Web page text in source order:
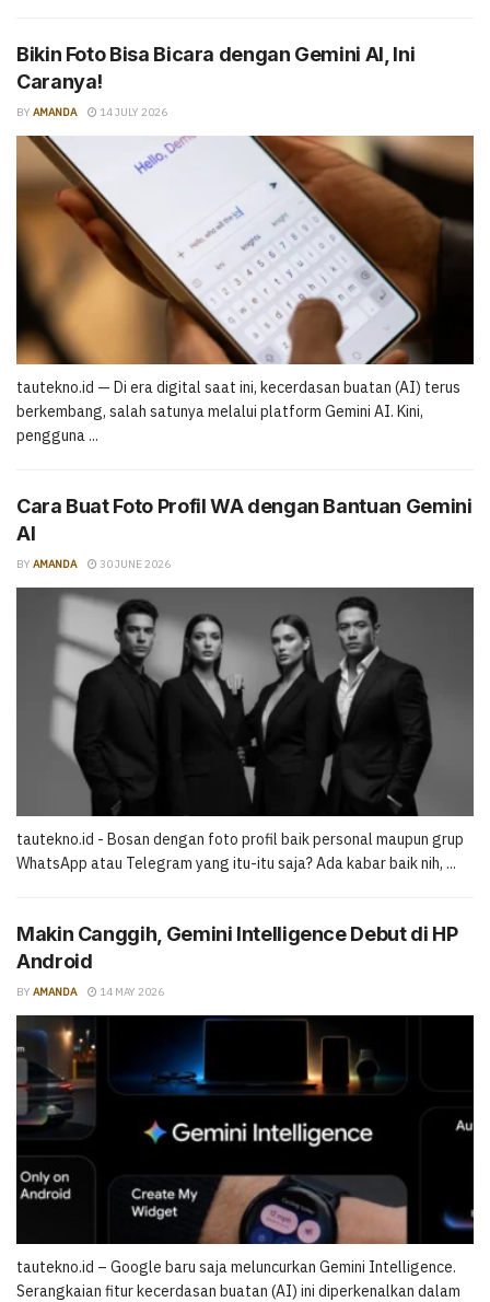
Bikin Foto Bisa Bicara dengan Gemini AI, Ini
Caranya!
BY AMANDA 14 JULY 2026
tautekno.id — Di era digital saat ini, kecerdasan buatan (AI) terus
berkembang, salah satunya melalui platform Gemini AI. Kini,
pengguna ...
Cara Buat Foto Profil WA dengan Bantuan Gemini
AI
BY AMANDA 30 JUNE 2026
tautekno.id - Bosan dengan foto profil baik personal maupun grup
WhatsApp atau Telegram yang itu-itu saja? Ada kabar baik nih, ...
Makin Canggih, Gemini Intelligence Debut di HP
Android
BY AMANDA 14 MAY 2026
tautekno.id – Google baru saja meluncurkan Gemini Intelligence.
Serangkaian fitur kecerdasan buatan (AI) ini diperkenalkan dalam